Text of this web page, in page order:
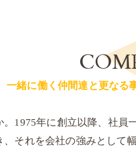
一緒に働く仲間達と更なる
1975年に創立以降、社
それを会社の強みとして